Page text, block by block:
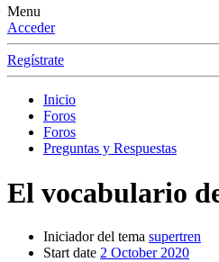
Menu
Acceder
Regístrate
Inicio
Foros
Foros
Preguntas y Respuestas
El vocabulario
Iniciador del tema supertren
Start date 2 October 2020